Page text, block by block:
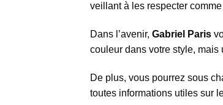
veillant à les respecter
Dans l’avenir, Gabriel Paris
couleur dans votre style,
De plus, vous pourrez sous
toutes informations utiles sur